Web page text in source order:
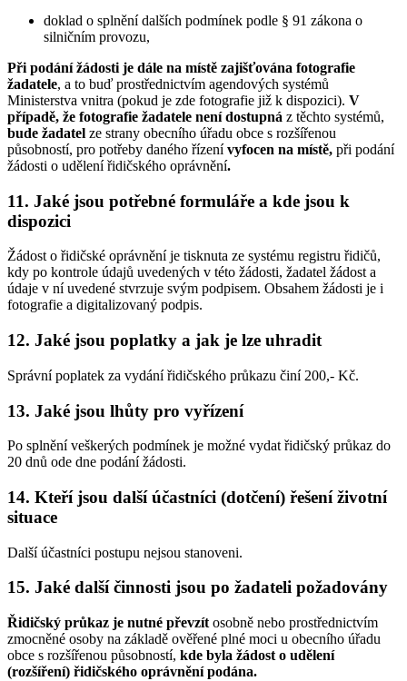
doklad o splnění dalších podmínek podle § 91 zákona o
silničním provozu,
Při podání žádosti je dále na místě zajišťována fotografie
žadatele, a to buď prostřednictvím agendových systémů
Ministerstva vnitra (pokud je zde fotografie již k dispozici). V
případě, že fotografie žadatele není dostupná z těchto systémů,
bude žadatel ze strany obecního úřadu obce s rozšířenou
působností, pro potřeby daného řízenívyfocen na místě, při podání
žádosti o udělení řidičského oprávnění.
11. Jaké jsou potřebné formuláře a kde jsou k
dispozici
Žádost o řidičské oprávnění je tisknuta ze systému registru řidičů,
kdy po kontrole údajů uvedených v této žádosti, žadatel žádost a
údaje v ní uvedené stvrzuje svým podpisem. Obsahem žádosti je i
fotografie a digitalizovaný podpis.
12. Jaké jsou poplatky a jak je lze uhradit
Správní poplatek za vydání řidičského průkazu činí 200,- Kč.
13. Jaké jsou lhůty pro vyřízení
Po splnění veškerých podmínek je možné vydat řidičský průkaz do
20 dnů ode dne podání žádosti.
14. Kteří jsou další účastníci (dotčení) řešení životní
situace
Další účastníci postupu nejsou stanoveni.
15. Jaké další činnosti jsou po žadateli požadovány
Řidičský průkaz je nutné převzít osobně nebo prostřednictvím
zmocněné osoby na základě ověřené plné moci u obecního úřadu
obce s rozšířenou působností, kde byla žádost o udělení
(rozšíření) řidičského oprávnění podána.